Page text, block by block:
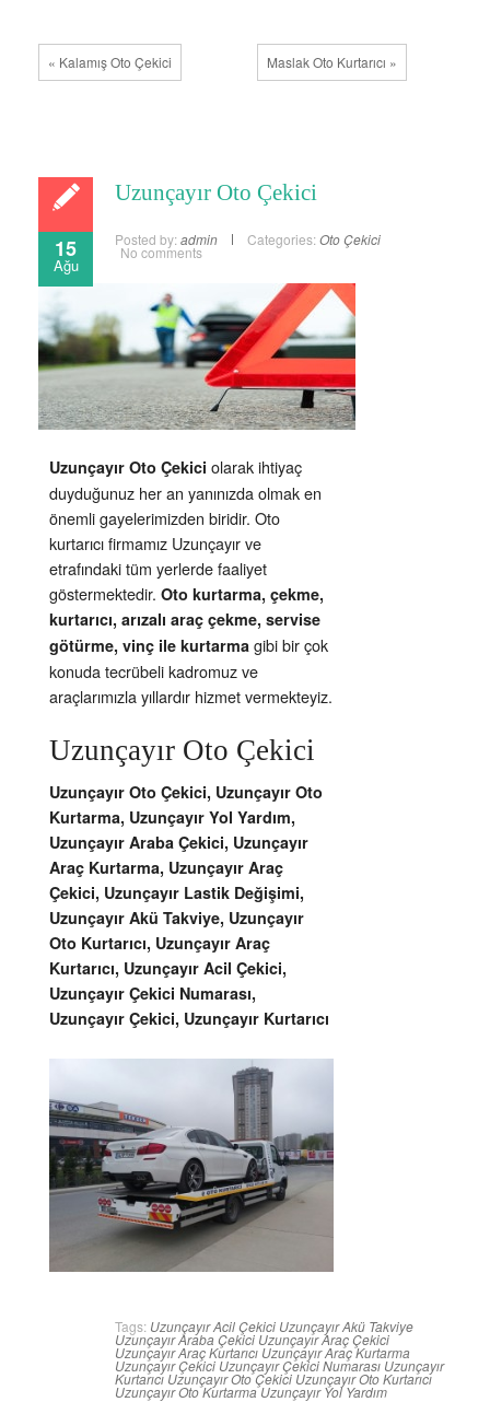
« Kalamış Oto Çekici Maslak Oto Kurtarıcı »
15
Ağu
Uzunçayır Oto Çekici
Posted by: admin Categories: Oto Çekici
No comments
Uzunçayır Oto Çekici olarak ihtiyaç
duyduğunuz her an yanınızda olmak en
önemli gayelerimizden biridir. Oto
kurtarıcı firmamız Uzunçayır ve
etrafındaki tüm yerlerde faaliyet
göstermektedir. Oto kurtarma, çekme,
kurtarıcı, arızalı araç çekme, servise
götürme, vinç ile kurtarma gibi bir çok
konuda tecrübeli kadromuz ve
araçlarımızla yıllardır hizmet vermekteyiz.
Uzunçayır Oto Çekici
Uzunçayır Oto Çekici, Uzunçayır Oto
Kurtarma, Uzunçayır Yol Yardım,
Uzunçayır Araba Çekici, Uzunçayır
Araç Kurtarma, Uzunçayır Araç
Çekici, Uzunçayır Lastik Değişimi,
Uzunçayır Akü Takviye, Uzunçayır
Oto Kurtarıcı, Uzunçayır Araç
Kurtarıcı, Uzunçayır Acil Çekici,
Uzunçayır Çekici Numarası,
Uzunçayır Çekici, Uzunçayır Kurtarıcı
Tags: Uzunçayır Acil Çekici Uzunçayır Akü Takviye
Uzunçayır Araba Çekici Uzunçayır Araç Çekici
Uzunçayır Araç Kurtarıcı Uzunçayır Araç Kurtarma
Uzunçayır Çekici Uzunçayır Çekici Numarası Uzunçayır
Kurtarıcı Uzunçayır Oto Çekici Uzunçayır Oto Kurtarıcı
Uzunçayır Oto Kurtarma Uzunçayır Yol Yardım